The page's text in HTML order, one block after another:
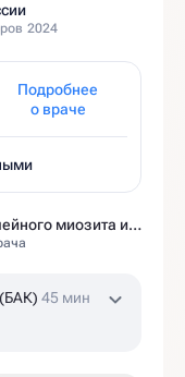
2024
Подробнее
о враче
Продуло шею: симптомы шейного миозита и что делать, если болит шея при повороте?
45 мин